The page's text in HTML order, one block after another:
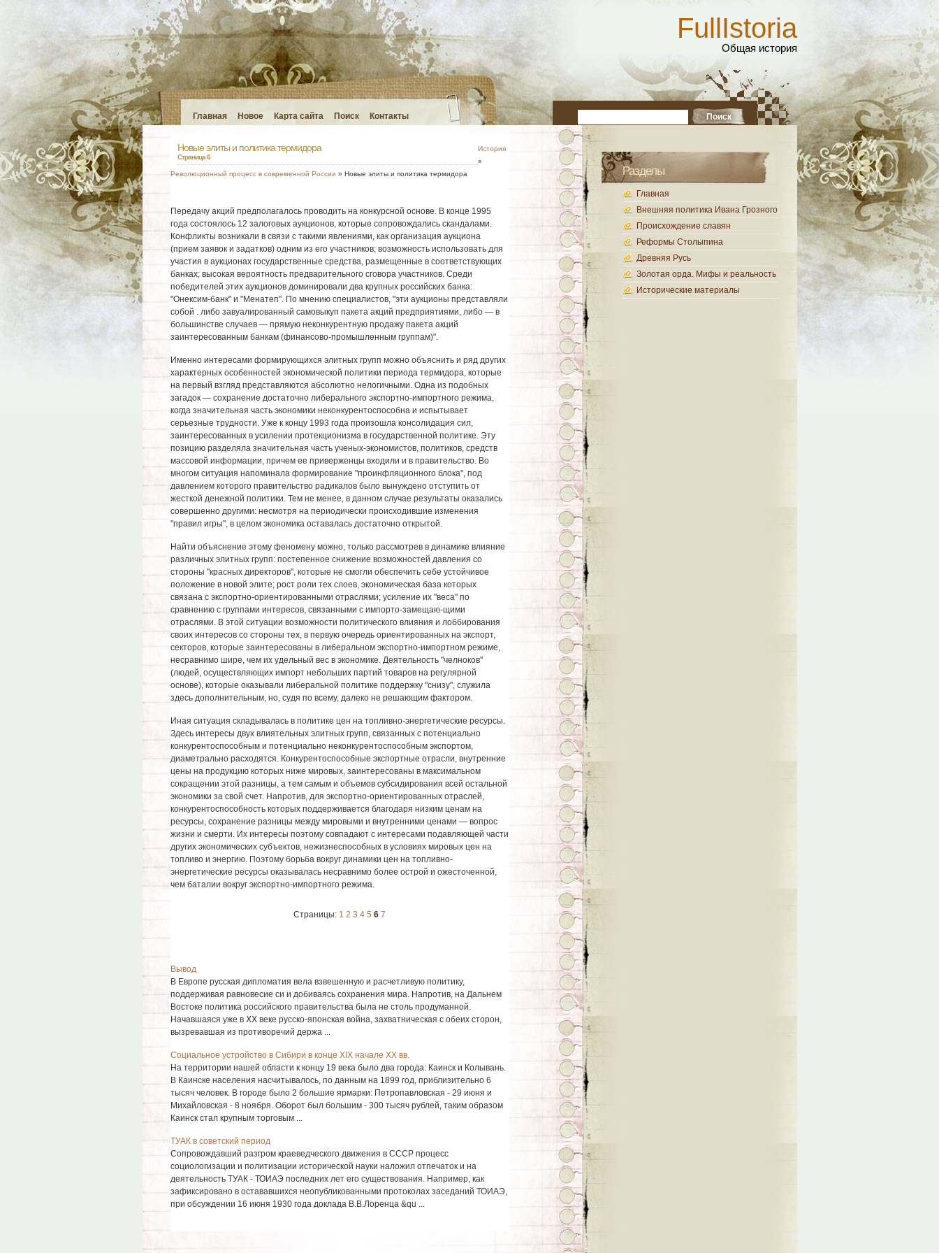
FullIstoria
Общая история
Главная Новое Карта сайта Поиск Контакты
Новые элиты и политика термидора
Страница 6
История
»
Революционный процесс в современной России » Новые элиты и политика термидора
Передачу акций предполагалось проводить на конкурсной основе. В конце 1995
года состоялось 12 залоговых аукционов, которые сопровождались скандалами.
Конфликты возникали в связи с такими явлениями, как организация аукциона
(прием заявок и задатков) одним из его участников; возможность использовать для
участия в аукционах государственные средства, размещенные в соответствующих
банках; высокая вероятность предварительного сговора участников. Среди
победителей этих аукционов доминировали два крупных российских банка:
"Онексим-банк" и "Менатеп". По мнению специалистов, "эти аукционы представляли
собой . либо завуалированный самовыкуп пакета акций предприятиями, либо — в
большинстве случаев — прямую неконкурентную продажу пакета акций
заинтересованным банкам (финансово-промышленным группам)".
Именно интересами формирующихся элитных групп можно объяснить и ряд других
характерных особенностей экономической политики периода термидора, которые
на первый взгляд представляются абсолютно нелогичными. Одна из подобных
загадок — сохранение достаточно либерального экспортно-импортного режима,
когда значительная часть экономики неконкурентоспособна и испытывает
серьезные трудности. Уже к концу 1993 года произошла консолидация сил,
заинтересованных в усилении протекционизма в государственной политике. Эту
позицию разделяла значительная часть ученых-экономистов, политиков, средств
массовой информации, причем ее приверженцы входили и в правительство. Во
многом ситуация напоминала формирование "проинфляционного блока", под
давлением которого правительство радикалов было вынуждено отступить от
жесткой денежной политики. Тем не менее, в данном случае результаты оказались
совершенно другими: несмотря на периодически происходившие изменения
"правил игры", в целом экономика оставалась достаточно открытой.
Найти объяснение этому феномену можно, только рассмотрев в динамике влияние
различных элитных групп: постепенное снижение возможностей давления со
стороны "красных директоров", которые не смогли обеспечить себе устойчивое
положение в новой элите; рост роли тех слоев, экономическая база которых
связана с экспортно-ориентированными отраслями; усиление их "веса" по
сравнению с группами интересов, связанными с импорто-замещаю-щими
отраслями. В этой ситуации возможности политического влияния и лоббирования
своих интересов со стороны тех, в первую очередь ориентированных на экспорт,
секторов, которые заинтересованы в либеральном экспортно-импортном режиме,
несравнимо шире, чем их удельный вес в экономике. Деятельность "челноков"
(людей, осуществляющих импорт небольших партий товаров на регулярной
основе), которые оказывали либеральной политике поддержку "снизу", служила
здесь дополнительным, но, судя по всему, далеко не решающим фактором.
Иная ситуация складывалась в политике цен на топливно-энергетические ресурсы.
Здесь интересы двух влиятельных элитных групп, связанных с потенциально
конкурентоспособным и потенциально неконкурентоспособным экспортом,
диаметрально расходятся. Конкурентоспособные экспортные отрасли, внутренние
цены на продукцию которых ниже мировых, заинтересованы в максимальном
сокращении этой разницы, а тем самым и объемов субсидирования всей остальной
экономики за свой счет. Напротив, для экспортно-ориентированных отраслей,
конкурентоспособность которых поддерживается благодаря низким ценам на
ресурсы, сохранение разницы между мировыми и внутренними ценами — вопрос
жизни и смерти. Их интересы поэтому совпадают с интересами подавляющей части
других экономических субъектов, нежизнеспособных в условиях мировых цен на
топливо и энергию. Поэтому борьба вокруг динамики цен на топливно-
энергетические ресурсы оказывалась несравнимо более острой и ожесточенной,
чем баталии вокруг экспортно-импортного режима.
Страницы: 1 2 3 4 5 6 7
Вывод
В Европе русская дипломатия вела взвешенную и расчетливую политику,
поддерживая равновесие си и добиваясь сохранения мира. Напротив, на Дальнем
Востоке политика российского правительства была не столь продуманной.
Начавшаяся уже в ⅩⅩ веке русско-японская война, захватническая с обеих сторон,
вызревавшая из противоречий держа ...
Социальное устройство в Сибири в конце XIX начале ХХ вв.
На территории нашей области к концу 19 века было два города: Каинск и Колывань.
В Каинске населения насчитывалось, по данным на 1899 год, приблизительно 6
тысяч человек. В городе было 2 большие ярмарки: Петропавловская - 29 июня и
Михайловская - 8 ноября. Оборот был большим - 300 тысяч рублей, таким образом
Каинск стал крупным торговым ...
ТУАК в советский период
Сопровождавший разгром краеведческого движения в СССР процесс
социологизации и политизации исторической науки наложил отпечаток и на
деятельность ТУАК - ТОИАЭ последних лет его существования. Например, как
зафиксировано в остававшихся неопубликованными протоколах заседаний ТОИАЭ,
при обсуждении 16 июня 1930 года доклада В.В.Лоренца &qu ...
Разделы
Главная
Внешняя политика Ивана Грозного
Происхождение славян
Реформы Столыпина
Древняя Русь
Золотая орда. Мифы и реальность
Исторические материалы